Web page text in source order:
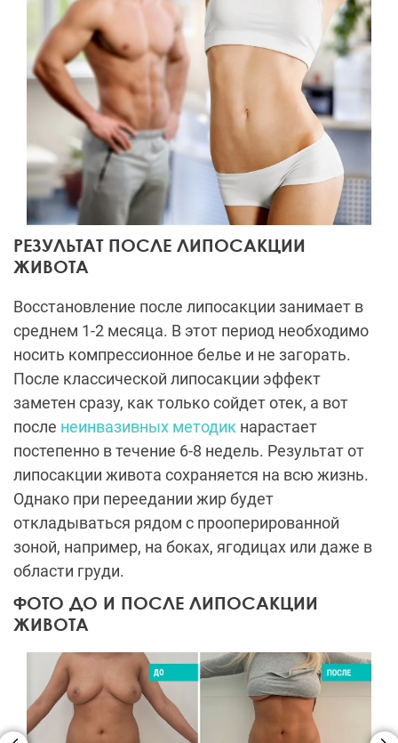
РЕЗУЛЬТАТ ПОСЛЕ ЛИПОСАКЦИИ
ЖИВОТА
Восстановление после липосакции занимает в
среднем 1-2 месяца. В этот период необходимо
носить компрессионное белье и не загорать.
После классической липосакции эффект
заметен сразу, как только сойдет отек, а вот
после неинвазивных методик нарастает
постепенно в течение 6-8 недель. Результат от
липосакции живота сохраняется на всю жизнь.
Однако при переедании жир будет
откладываться рядом с прооперированной
зоной, например, на боках, ягодицах или даже в
области груди.
ФОТО ДО И ПОСЛЕ ЛИПОСАКЦИИ
ЖИВОТА